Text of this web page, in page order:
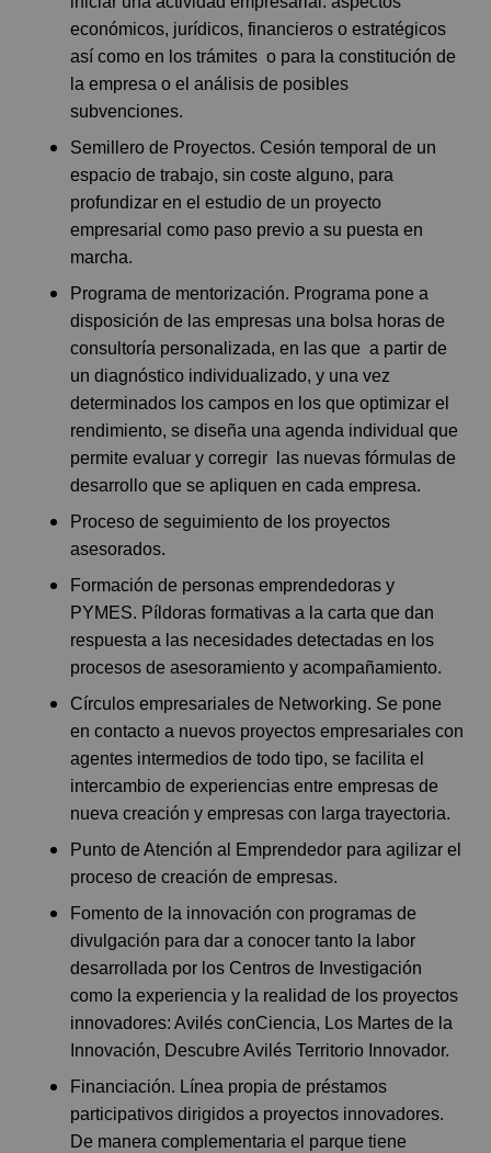
económicos, jurídicos, financieros o estratégicos
así como en los trámites o para la constitución de
la empresa o el análisis de posibles
subvenciones.
Semillero de Proyectos. Cesión temporal de un
espacio de trabajo, sin coste alguno, para
profundizar en el estudio de un proyecto
empresarial como paso previo a su puesta en
marcha.
Programa de mentorización. Programa pone a
disposición de las empresas una bolsa horas de
consultoría personalizada, en las que a partir de
un diagnóstico individualizado, y una vez
determinados los campos en los que optimizar el
rendimiento, se diseña una agenda individual que
permite evaluar y corregir las nuevas fórmulas de
desarrollo que se apliquen en cada empresa.
Proceso de seguimiento de los proyectos
asesorados.
Formación de personas emprendedoras y
PYMES. Píldoras formativas a la carta que dan
respuesta a las necesidades detectadas en los
procesos de asesoramiento y acompañamiento.
Círculos empresariales de Networking. Se pone
en contacto a nuevos proyectos empresariales con
agentes intermedios de todo tipo, se facilita el
intercambio de experiencias entre empresas de
nueva creación y empresas con larga trayectoria.
Punto de Atención al Emprendedor para agilizar el
proceso de creación de empresas.
Fomento de la innovación con programas de
divulgación para dar a conocer tanto la labor
desarrollada por los Centros de Investigación
como la experiencia y la realidad de los proyectos
innovadores: Avilés conCiencia, Los Martes de la
Innovación, Descubre Avilés Territorio Innovador.
Financiación. Línea propia de préstamos
participativos dirigidos a proyectos innovadores.
De manera complementaria el parque tiene